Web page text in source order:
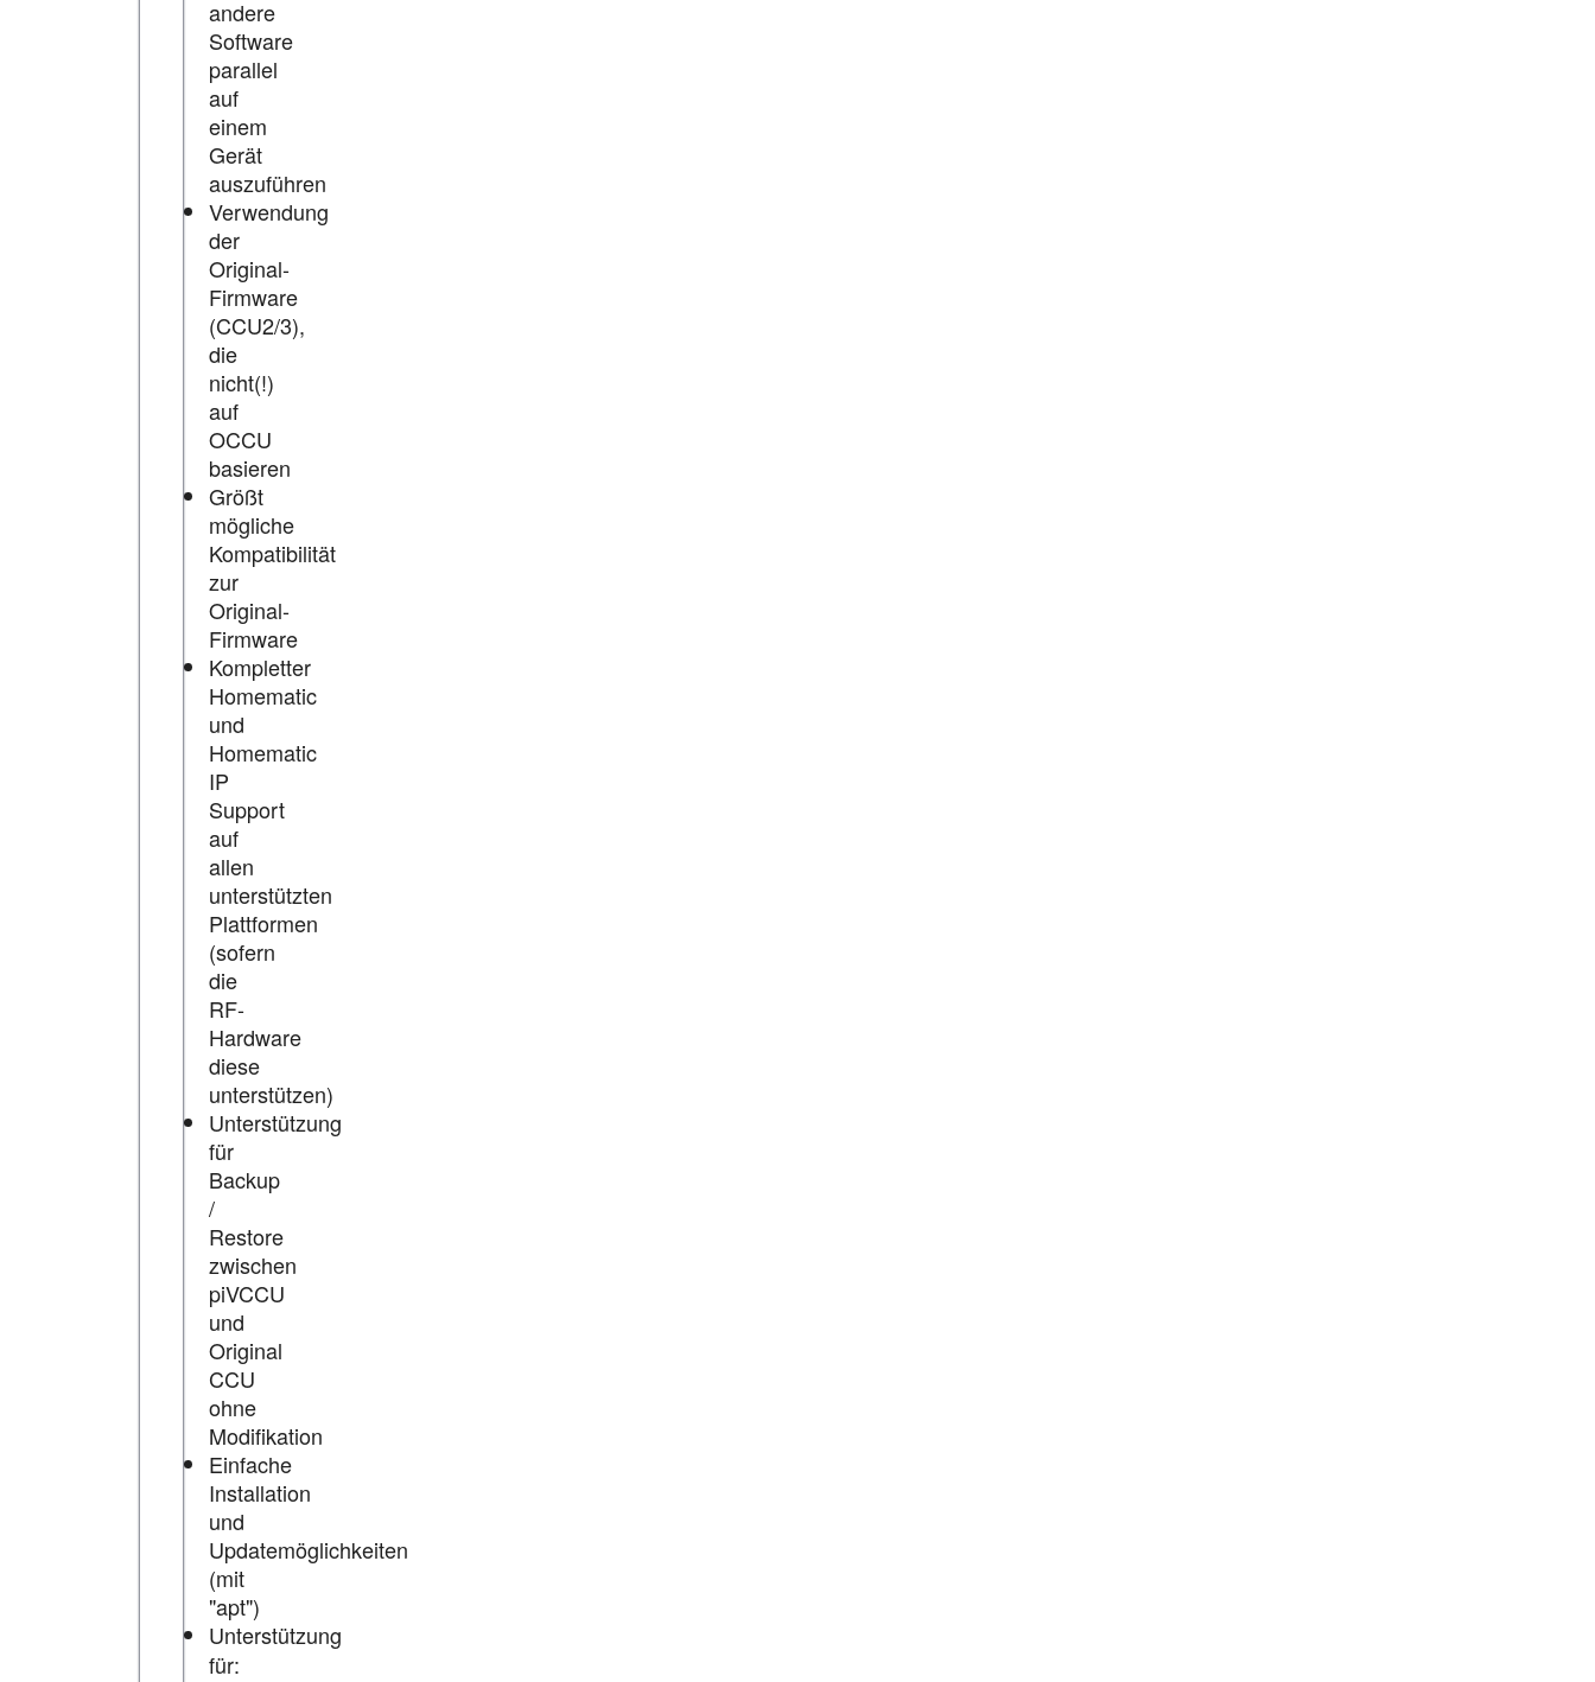
andere
Software
parallel
auf
einem
Gerät
auszuführen
Verwendung
der
Original-
Firmware
(CCU2/3),
die
nicht(!)
auf
OCCU
basieren
Größt
mögliche
Kompatibilität
zur
Original-
Firmware
Kompletter
Homematic
und
Homematic
IP
Support
auf
allen
unterstützten
Plattformen
(sofern
die
RF-
Hardware
diese
unterstützen)
Unterstützung
für
Backup
/
Restore
zwischen
piVCCU
und
Original
CCU
ohne
Modifikation
Einfache
Installation
und
Updatemöglichkeiten
(mit
"apt")
Unterstützung
für: